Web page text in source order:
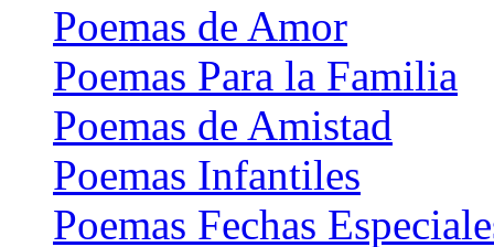
Poemas de Amor
Poemas Para la Familia
Poemas de Amistad
Poemas Infantiles
Poemas Fechas